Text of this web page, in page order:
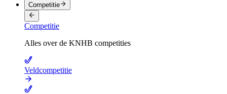
Competitie
Competitie
Alles over de KNHB competities
Veldcompetitie